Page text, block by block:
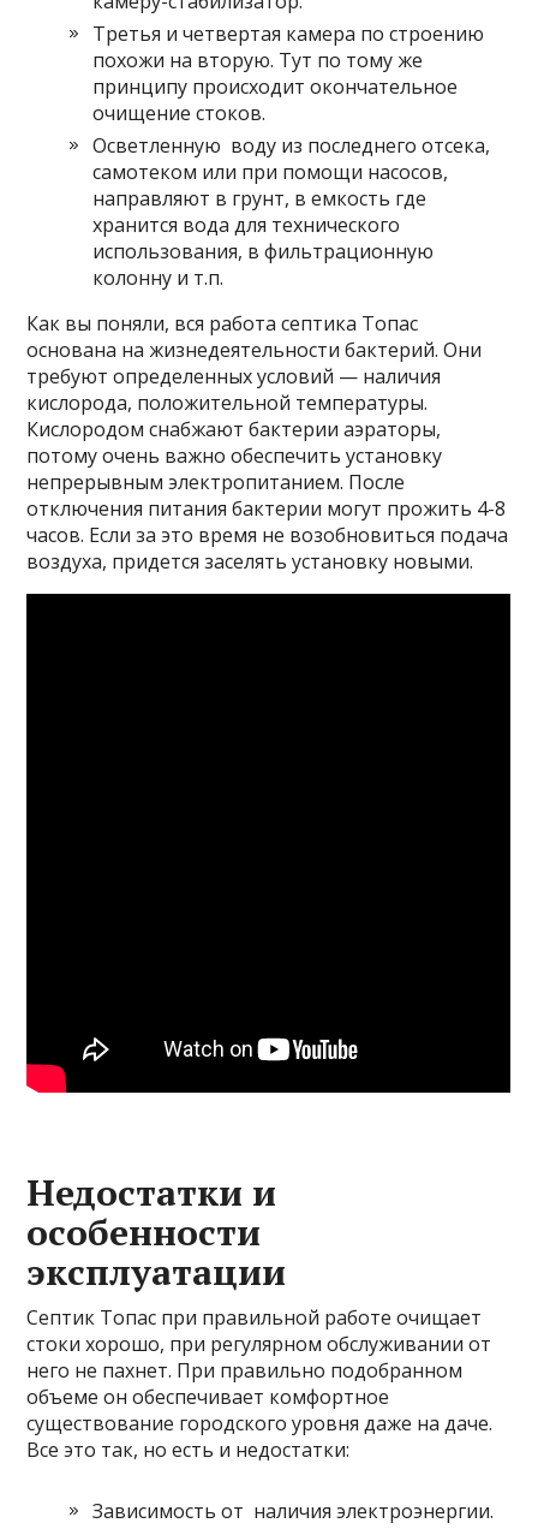
Третья и четвертая камера по строению
похожи на вторую. Тут по тому же
принципу происходит окончательное
очищение стоков.
Осветленную воду из последнего отсека,
самотеком или при помощи насосов,
направляют в грунт, в емкость где
хранится вода для технического
использования, в фильтрационную
колонну и т.п.
Как вы поняли, вся работа септика Топас
основана на жизнедеятельности бактерий. Они
требуют определенных условий — наличия
кислорода, положительной температуры.
Кислородом снабжают бактерии аэраторы,
потому очень важно обеспечить установку
непрерывным электропитанием. После
отключения питания бактерии могут прожить 4-8
часов. Если за это время не возобновиться подача
воздуха, придется заселять установку новыми.
Недостатки и
особенности
эксплуатации
Септик Топас при правильной работе очищает
стоки хорошо, при регулярном обслуживании от
него не пахнет. При правильно подобранном
объеме он обеспечивает комфортное
существование городского уровня даже на даче.
Все это так, но есть и недостатки:
Зависимость от наличия электроэнергии.